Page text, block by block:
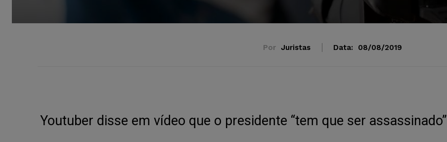
Por Juristas Data: 08/08/2019
Youtuber disse em vídeo que o presidente “tem que ser assassinado”